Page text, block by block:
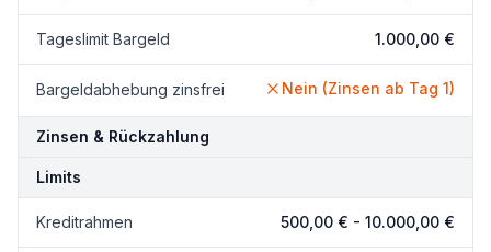
Tageslimit Bargeld 1.000,00 €
Bargeldabhebung zinsfrei Nein (Zinsen ab Tag 1)
Zinsen & Rückzahlung
Limits
Kreditrahmen 500,00 € - 10.000,00 €